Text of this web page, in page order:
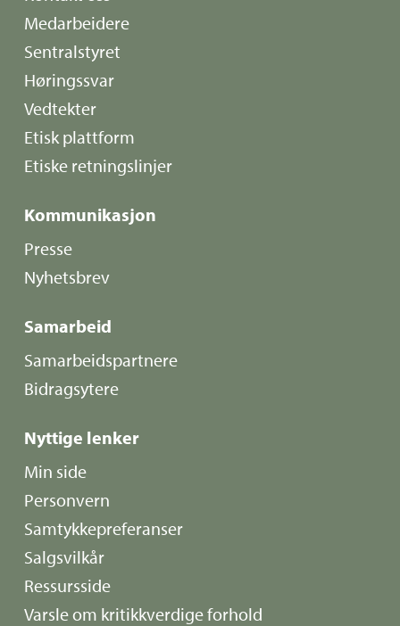
Medarbeidere
Sentralstyret
Høringssvar
Vedtekter
Etisk plattform
Etiske retningslinjer
Kommunikasjon
Presse
Nyhetsbrev
Samarbeid
Samarbeidspartnere
Bidragsytere
Nyttige lenker
Min side
Personvern
Samtykkepreferanser
Salgsvilkår
Ressursside
Varsle om kritikkverdige forhold